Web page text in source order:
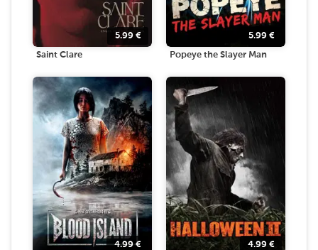
5.99 €
Saint Clare
5.99 €
Popeye the Slayer Man
4.99€ 4.99 €